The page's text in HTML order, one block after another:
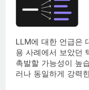
LLM에 대한 언급은
용 사례에서 보았던
촉발할 가능성이 높
러나 동일하게 강력